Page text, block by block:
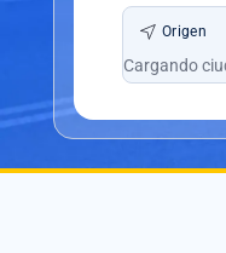
Origen